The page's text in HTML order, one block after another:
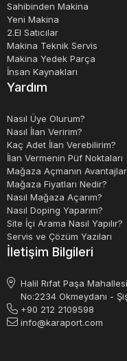
Sahibinden Makina
Yeni Makina
2.El Satıcılar
Makina Teknik Servis
Makina Yedek Parça
İnsan Kaynakları
Yardım
Nasıl Üye Olurum?
Nasıl İlan Veririm?
Kaç Adet İlan Verebilirim?
İlan Vermenin Püf Noktaları
Mağaza Açmanın
Mağaza Fiyatları Nedir?
Nasıl Mağaza Açarım?
Nasıl Doping Yaparım?
Site İçi Arama Nasıl Yapılır?
Servis ve Çözüm Yazıları
İletişim Bilgileri
Halil Rıfat Paşa
No:2234 Okmeydanı -
+90 212 2109598
info@karaport.com